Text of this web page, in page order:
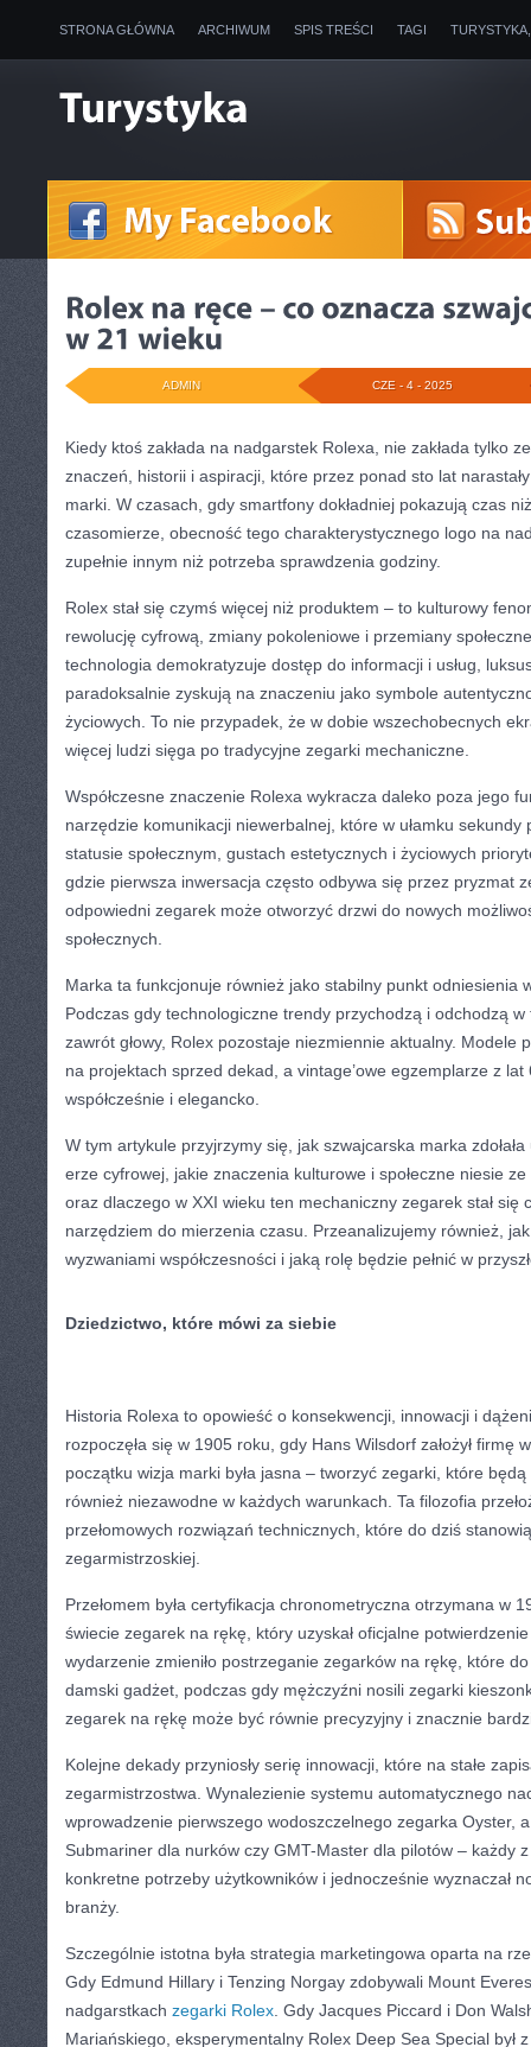
STRONA GŁÓWNA ARCHIWUM SPIS TREŚCI TAGI
CZE - 4 - 2025
ADMIN
Kiedy ktoś zakłada na nadgarstek Rolexa, nie zakłada tylko
znaczeń, historii i aspiracji, które przez ponad sto lat
marki. W czasach, gdy smartfony dokładniej pokazują czas
czasomierze, obecność tego charakterystycznego logo na
zupełnie innym niż potrzeba sprawdzenia godziny.
Rolex stał się czymś więcej niż produktem – to kulturowy
rewolucję cyfrową, zmiany pokoleniowe i przemiany
technologia demokratyzuje dostęp do informacji i usług,
paradoksalnie zyskują na znaczeniu jako symbole
życiowych. To nie przypadek, że w dobie wszechobecnych
więcej ludzi sięga po tradycyjne zegarki mechaniczne.
Współczesne znaczenie Rolexa wykracza daleko poza jego
narzędzie komunikacji niewerbalnej, które w ułamku
statusie społecznym, gustach estetycznych i życiowych
gdzie pierwsza inwersacja często odbywa się przez pryzmat
odpowiedni zegarek może otworzyć drzwi do nowych
społecznych.
Marka ta funkcjonuje również jako stabilny punkt odniesienia
Podczas gdy technologiczne trendy przychodzą i odchodzą
zawrót głowy, Rolex pozostaje niezmiennie aktualny. Modele
na projektach sprzed dekad, a vintage’owe egzemplarze z
współcześnie i elegancko.
W tym artykule przyjrzymy się, jak szwajcarska marka
erze cyfrowej, jakie znaczenia kulturowe i społeczne niesie
oraz dlaczego w XXI wieku ten mechaniczny zegarek stał się
narzędziem do mierzenia czasu. Przeanalizujemy również,
wyzwaniami współczesności i jaką rolę będzie pełnić w
Dziedzictwo, które mówi za siebie
Historia Rolexa to opowieść o konsekwencji, innowacji i
rozpoczęła się w 1905 roku, gdy Hans Wilsdorf założył firmę
początku wizja marki była jasna – tworzyć zegarki, które
również niezawodne w każdych warunkach. Ta filozofia
przełomowych rozwiązań technicznych, które do dziś
zegarmistrzoskiej.
Przełomem była certyfikacja chronometryczna otrzymana w
świecie zegarek na rękę, który uzyskał oficjalne
wydarzenie zmieniło postrzeganie zegarków na rękę, które
damski gadżet, podczas gdy mężczyźni nosili zegarki
zegarek na rękę może być równie precyzyjny i znacznie
Kolejne dekady przyniosły serię innowacji, które na stałe
zegarmistrzostwa. Wynalezienie systemu automatycznego
wprowadzenie pierwszego wodoszczelnego zegarka Oyster,
Submariner dla nurków czy GMT-Master dla pilotów – każdy
konkretne potrzeby użytkowników i jednocześnie wyznaczał
branży.
Szczególnie istotna była strategia marketingowa oparta na
Gdy Edmund Hillary i Tenzing Norgay zdobywali Mount
nadgarstkach zegarki Rolex . Gdy Jacques Piccard i Don
Mariańskiego, eksperymentalny Rolex Deep Sea Special był z